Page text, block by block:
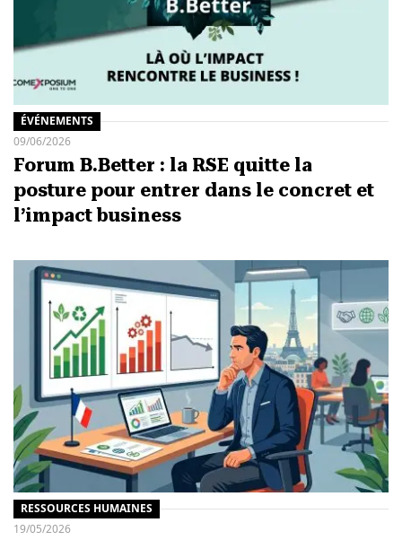
ÉVÉNEMENTS
09/06/2026
Forum B.Better : la RSE quitte la
posture pour entrer dans le concret et
l’impact business
RESSOURCES HUMAINES
19/05/2026